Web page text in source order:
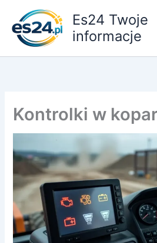
treści
Es24 Twoje
informacje
Kontrolki w